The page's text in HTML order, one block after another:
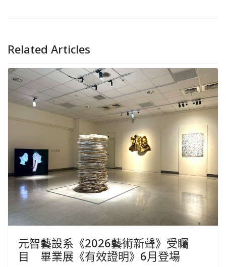
Related Articles
元智藝設系《2026藝術新聲》受矚
目 畢業展《有效證明》6月登場